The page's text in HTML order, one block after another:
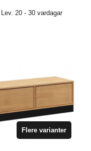
Lev. 20 - 30 vardagar
Flere varianter